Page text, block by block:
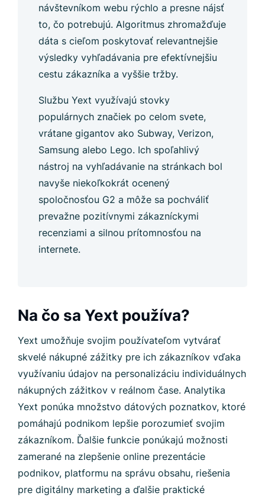
návštevníkom webu rýchlo a presne nájsť
to, čo potrebujú. Algoritmus zhromažďuje
dáta s cieľom poskytovať relevantnejšie
výsledky vyhľadávania pre efektívnejšiu
cestu zákazníka a vyššie tržby.
Službu Yext využívajú stovky
populárnych značiek po celom svete,
vrátane gigantov ako Subway, Verizon,
Samsung alebo Lego. Ich spoľahlivý
nástroj na vyhľadávanie na stránkach bol
navyše niekoľkokrát ocenený
spoločnosťou G2 a môže sa pochváliť
prevažne pozitívnymi zákazníckymi
recenziami a silnou prítomnosťou na
internete.
Na čo sa Yext používa?
Yext umožňuje svojim používateľom vytvárať
skvelé nákupné zážitky pre ich zákazníkov vďaka
využívaniu údajov na personalizáciu individuálnych
nákupných zážitkov v reálnom čase. Analytika
Yext ponúka množstvo dátových poznatkov, ktoré
pomáhajú podnikom lepšie porozumieť svojim
zákazníkom. Ďalšie funkcie ponúkajú možnosti
zamerané na zlepšenie online prezentácie
podnikov, platformu na správu obsahu, riešenia
pre digitálny marketing a ďalšie praktické